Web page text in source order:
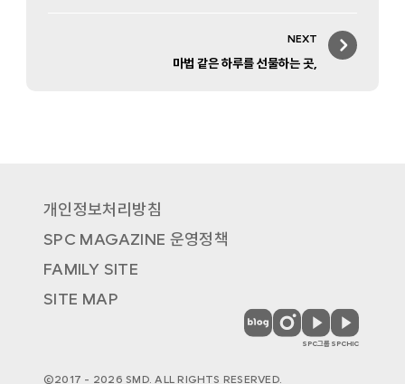
NEXT
Next
마법 같은 하루를 선물하는 곳,
개인정보처리방침
SPC MAGAZINE 운영정책
FAMILY SITE
SITE MAP
©2017 - 2026 SMD. ALL RIGHTS RESERVED.
SPC
MAGAZINE
SPC
MAGAZINE
SPC
MAGAZINE
유
SPC그룹
SPC
MAGAZINE
유
SPCHIC